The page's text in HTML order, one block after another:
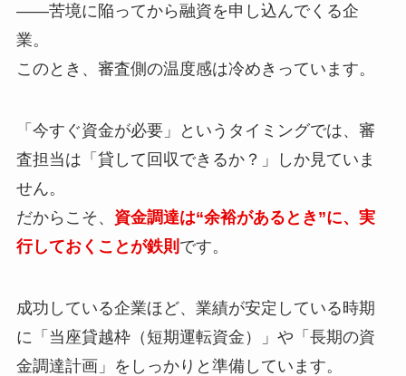
——苦境に陥ってから融資を申し込んでくる企
業。
このとき、審査側の温度感は冷めきっています。
「今すぐ資金が必要」というタイミングでは、審
査担当は「貸して回収できるか？」しか見ていま
せん。
だからこそ、 資金調達は“余裕があるとき”に、実
行しておくことが鉄則 です。
成功している企業ほど、業績が安定している時期
に「当座貸越枠（短期運転資金）」や「長期の資
金調達計画」をしっかりと準備しています。